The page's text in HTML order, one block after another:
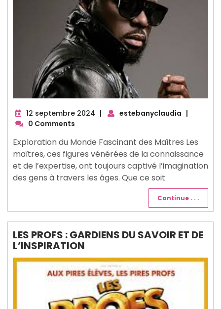
12 septembre 2024 12| estebanyclaudia |
0 Comments
Exploration du Monde Fascinant des Maîtres Les
maîtres, ces figures vénérées de la connaissance
et de l’expertise, ont toujours captivé l’imagination
des gens à travers les âges. Que ce soit
Continue . . .
LES PROFS : GARDIENS DU SAVOIR ET DE
L’INSPIRATION